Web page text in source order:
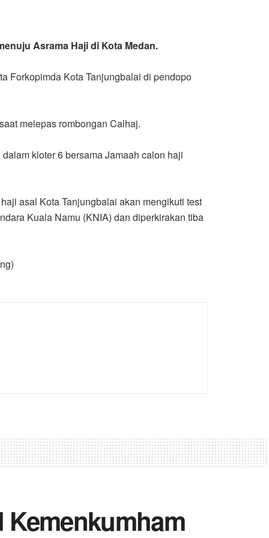
Asrama Haji di Kota Medan.
Forkopimda Kota Tanjungbalai di pendopo
melepas rombongan Calhaj.
kloter 6 bersama Jamaah calon haji
asal Kota Tanjungbalai akan mengikuti test
Kuala Namu (KNIA) dan diperkirakan tiba
Kemenkumham